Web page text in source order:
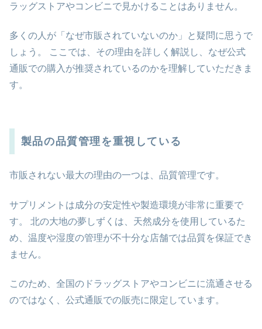
ラッグストアやコンビニで見かけることはありません。
多くの人が「なぜ市販されていないのか」と疑問に思うで
しょう。 ここでは、その理由を詳しく解説し、なぜ公式
通販での購入が推奨されているのかを理解していただきま
す。
製品の品質管理を重視している
市販されない最大の理由の一つは、品質管理です。
サプリメントは成分の安定性や製造環境が非常に重要で
す。 北の大地の夢しずくは、天然成分を使用しているた
め、温度や湿度の管理が不十分な店舗では品質を保証でき
ません。
このため、全国のドラッグストアやコンビニに流通させる
のではなく、公式通販での販売に限定しています。